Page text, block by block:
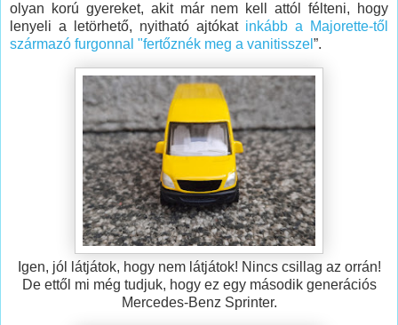
olyan korú gyereket, akit már nem kell attól félteni, hogy
lenyeli a letörhető, nyitható ajtókat inkább a Majorette-től
származó furgonnal "fertőznék meg a vanitisszel ”.
Igen, jól látjátok, hogy nem látjátok! Nincs csillag az orrán!
De ettől mi még tudjuk, hogy ez egy második generációs
Mercedes-Benz Sprinter.